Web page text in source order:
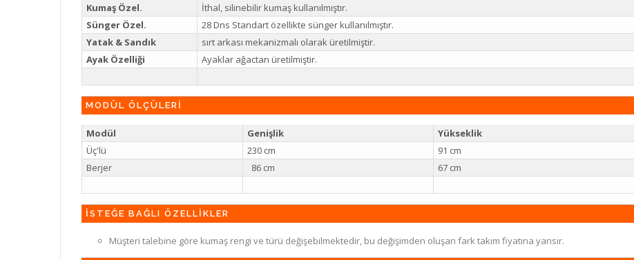
Kumaş Özel.
İthal, silinebilir kumaş kullanılmıştır.
Sünger Özel.
28 Dns Standart özellikte sünger kullanılmıştır.
Yatak & Sandık
sırt arkası mekanizmalı olarak üretilmiştir.
Ayak Özelliği
Ayaklar ağactan üretilmiştir.
MODÜL ÖLÇÜLERİ
Modül Genişlik Yükseklik
Üç'lü
230 cm 91 cm
Berjer
86 cm 67 cm
İSTEĞE BAĞLI ÖZELLİKLER
Müşteri talebine göre kumaş rengi ve türü değişebilmektedir, bu değişimden oluşan fark takım fiyatına yansır.